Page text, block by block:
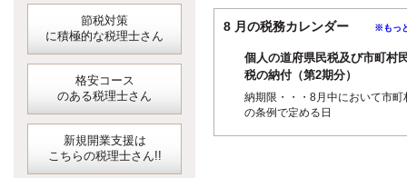
節税対策
に積極的な税理士さん
格安コース
のある税理士さん
新規開業支援は
こちらの税理士さん!!
8 月の税務カレンダー ※もっ
個人の道府県民税及び市町村
税の納付（第2期分）
納期限・・・8月中において市町
の条例で定める日